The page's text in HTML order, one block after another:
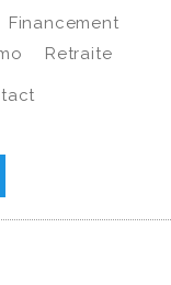
Financement
Retraite